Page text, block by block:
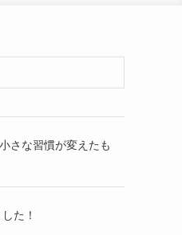
さな習慣が変えたも
た！